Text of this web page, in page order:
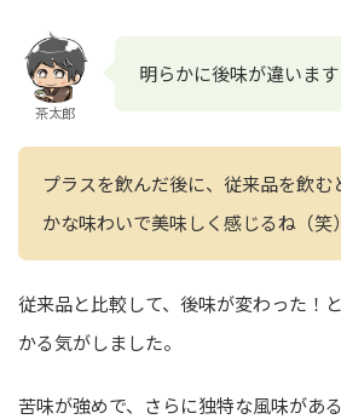
茶太郎
明らかに後味が違います
プラスを飲んだ後に、従来品を飲む
かな味わいで美味しく感じるね（笑）
従来品と比較して、後味が変わった！
かる気がしました。
苦味が強めで、さらに独特な風味があ